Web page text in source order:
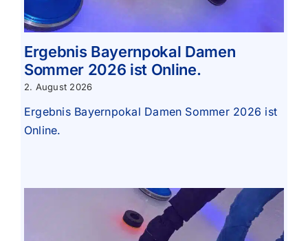
Ergebnis Bayernpokal Damen
Sommer 2026 ist Online.
2. August 2026
Ergebnis Bayernpokal Damen Sommer 2026 ist
Online.